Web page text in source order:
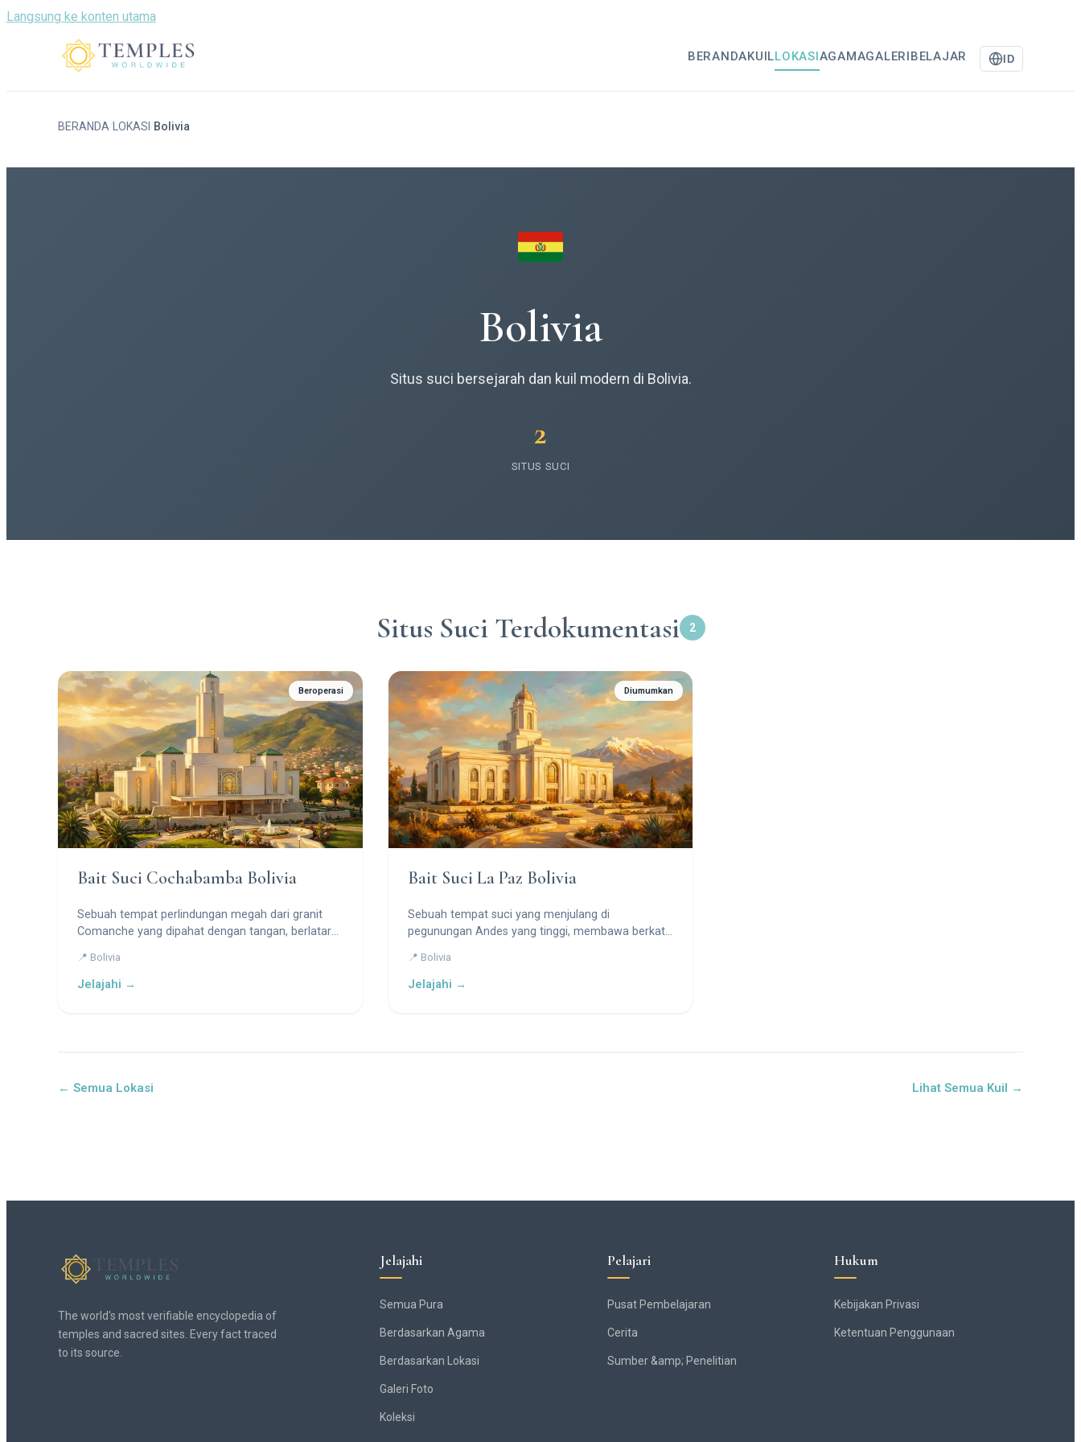
Langsung ke konten utama
BERANDAKUILLOKASIAGAMAGALERIBELAJAR ID
BERANDA LOKASI Bolivia
Bolivia
Situs suci bersejarah dan kuil modern di Bolivia.
2
SITUS SUCI
Situs Suci Terdokumentasi 2
Beroperasi
Bait Suci Cochabamba Bolivia
Sebuah tempat perlindungan megah dari granit
Comanche yang dipahat dengan tangan, berlatar
📍 Bolivia
Jelajahi →
Diumumkan
Bait Suci La Paz Bolivia
Sebuah tempat suci yang menjulang di
pegunungan Andes yang tinggi, membawa berkat-
Paz dan El Alto.
📍 Bolivia
Jelajahi →
← Semua Lokasi Lihat Semua Kuil →
The world's most verifiable encyclopedia of
temples and sacred sites. Every fact traced
to its source.
Jelajahi
Semua Pura
Berdasarkan Agama
Berdasarkan Lokasi
Galeri Foto
Koleksi
Pelajari
Pusat Pembelajaran
Cerita
Sumber &amp; Penelitian
Hukum
Kebijakan Privasi
Ketentuan Penggunaan